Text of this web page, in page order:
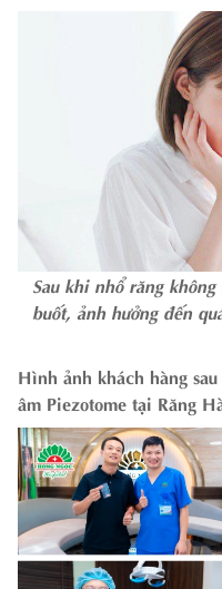
Sau khi nhổ răng
buốt, ảnh hưởng đến
Hình ảnh khách hàng
âm Piezotome tại Răng